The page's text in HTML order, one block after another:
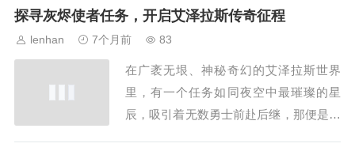
大陆经济体系与玩家冒险历程中不可或缺
的那些新手区域，如艾尔文森林、提瑞斯
法林地等，偶尔...
探寻灰烬使者任务，开启艾泽拉斯传奇征程
lenhan 7个月前 83
在广袤无垠、神秘奇幻的艾泽拉斯世界
里，有一个任务如同夜空中最璀璨的星
辰，吸引着无数勇士前赴后继，那便是灰